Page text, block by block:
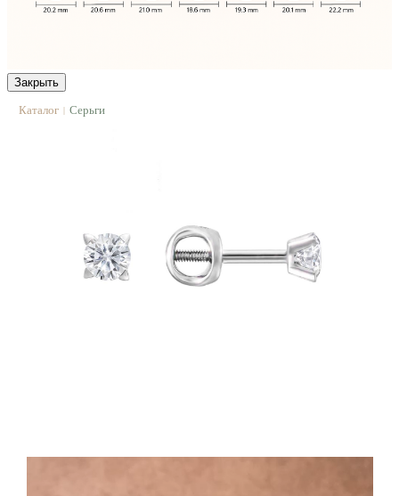
Закрыть
Каталог | Серьги